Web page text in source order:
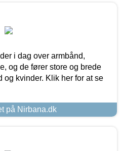
i dag over armbånd,
og de fører store og brede
kvinder. Klik her for at se
på Nirbana.dk